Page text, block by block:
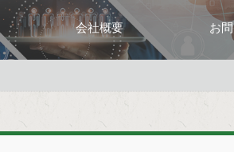
会社概要 お